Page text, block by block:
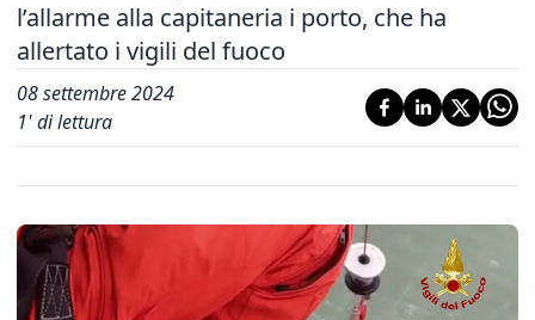
l’allarme alla capitaneria i porto, che ha
allertato i vigili del fuoco
08 settembre 2024
1' di lettura